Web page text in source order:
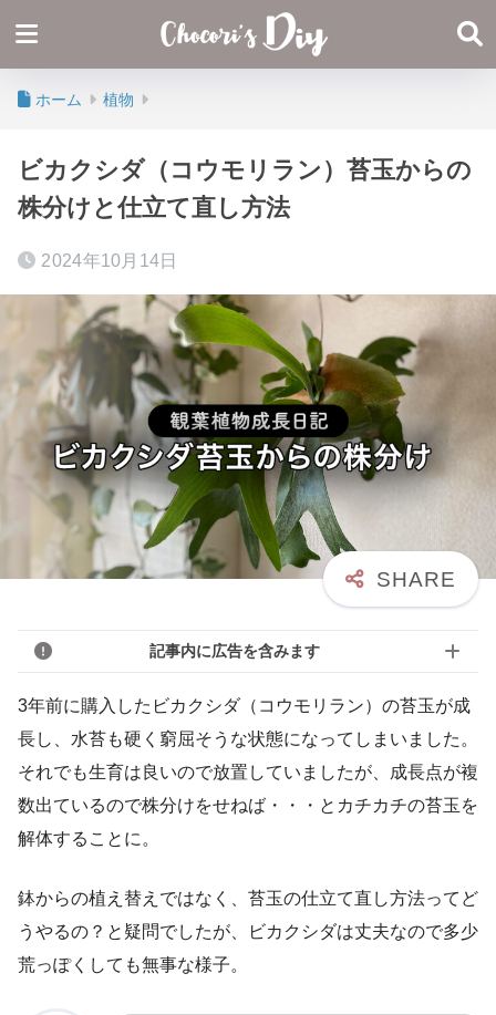
ホーム 植物
ビカクシダ（コウモリラン）苔玉からの
株分けと仕立て直し方法
2024年10月14日
記事内に広告を含みます
3年前に購入したビカクシダ（コウモリラン）の苔玉が成
長し、水苔も硬く窮屈そうな状態になってしまいました。
それでも生育は良いので放置していましたが、成長点が複
数出ているので株分けをせねば・・・とカチカチの苔玉を
解体することに。
鉢からの植え替えではなく、苔玉の仕立て直し方法ってど
うやるの？と疑問でしたが、ビカクシダは丈夫なので多少
荒っぽくしても無事な様子。